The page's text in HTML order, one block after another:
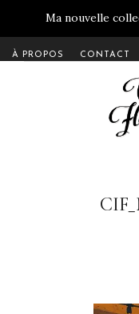
Ma nouvelle
À PROPOS CONTACT